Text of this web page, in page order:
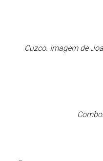
Cuzco. Imagem de